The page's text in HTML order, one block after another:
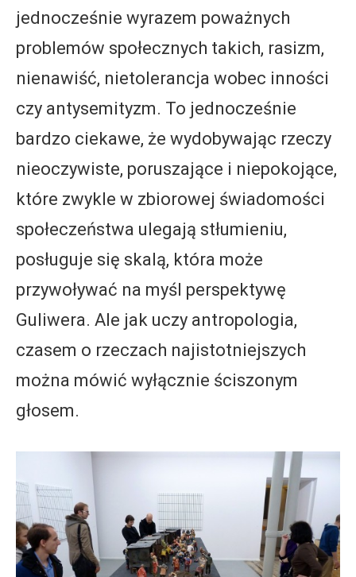
jednocześnie wyrazem poważnych
problemów społecznych takich, rasizm,
nienawiść, nietolerancja wobec inności
czy antysemityzm. To jednocześnie
bardzo ciekawe, że wydobywając rzeczy
nieoczywiste, poruszające i niepokojące,
które zwykle w zbiorowej świadomości
społeczeństwa ulegają stłumieniu,
posługuje się skalą, która może
przywoływać na myśl perspektywę
Guliwera. Ale jak uczy antropologia,
czasem o rzeczach najistotniejszych
można mówić wyłącznie ściszonym
głosem.